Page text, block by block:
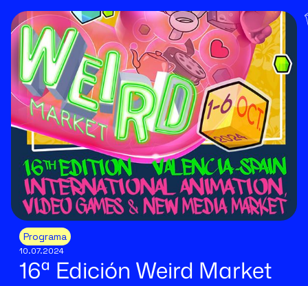
Programa
10.07.2024
16ª Edición Weird Market